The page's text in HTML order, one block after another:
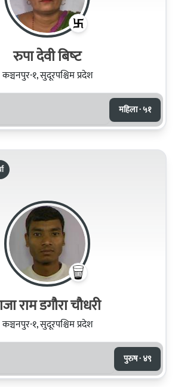
रुपा देवी बिष्‍ट
कञ्चनपुर-१, सुदूरपश्चिम प्रदेश
महिला · ५१
राम डगौरा चौधरी
कञ्चनपुर-१, सुदूरपश्चिम प्रदेश
पुरुष · ४९